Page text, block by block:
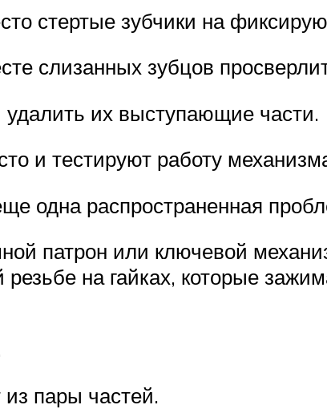
стертые зубчики на
слизанных зубцов
удалить их выступающие части.
и тестируют работу
одна распространенная
патрон или ключевой
на гайках, которые
из пары частей.